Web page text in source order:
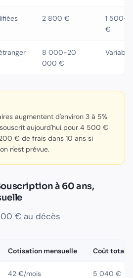
2 800 €
1
€
8 000-20
000 €
Variable
augmentent d'environ 3 à 5%
aujourd'hui pour 4 500 €
€ de frais dans 10 ans si
n'est prévue.
à 60 ans,
€ au décès
Cotisation mensuelle Coût total
42 €/mois 5 040 €